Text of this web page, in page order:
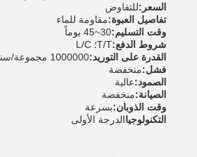
السعر:للتفاوض
تفاصيل العبوة:مقاومة للماء
وقت التسليم:30~45 يوماً
شروط الدفع:T/T؛ L/C
القدرة على التوريد:1000000 مجموعة/سنة
فشل:منخفضة
الصمود:عالية
الصيانة:منخفضة
وقت الذوبان:بسرعة
التكنولوجياالدرجة الأولى